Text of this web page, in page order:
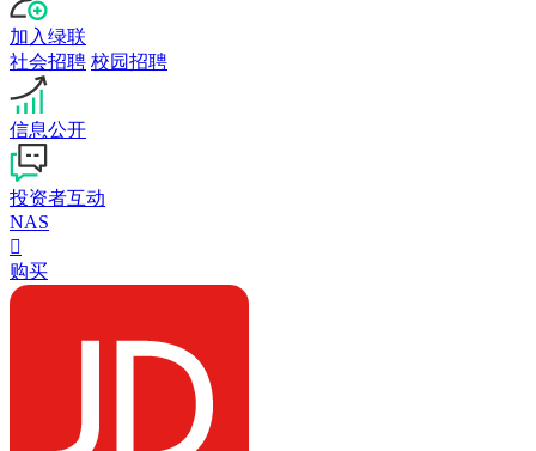
加入绿联
社会招聘 校园招聘
信息公开
投资者互动
NAS

购买